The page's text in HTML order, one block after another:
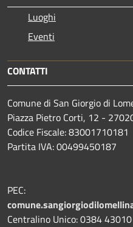
Luoghi
Eventi
CONTATTI
Comune di San Giorgio di
Piazza Pietro Corti, 12 -
Codice Fiscale: 83001710181
Partita IVA: 00499450187
PEC:
Centralino Unico: 0384 43010